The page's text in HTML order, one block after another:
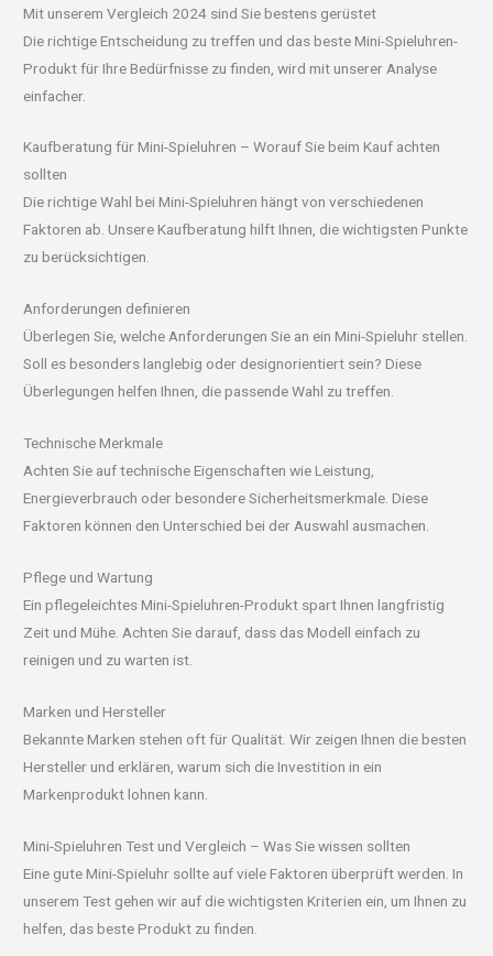
Mit unserem Vergleich 2024 sind Sie bestens gerüstet
Die richtige Entscheidung zu treffen und das beste Mini-Spieluhren-
Produkt für Ihre Bedürfnisse zu finden, wird mit unserer Analyse
einfacher.
Kaufberatung für Mini-Spieluhren – Worauf Sie beim Kauf achten
sollten
Die richtige Wahl bei Mini-Spieluhren hängt von verschiedenen
Faktoren ab. Unsere Kaufberatung hilft Ihnen, die wichtigsten Punkte
zu berücksichtigen.
Anforderungen definieren
Überlegen Sie, welche Anforderungen Sie an ein Mini-Spieluhr stellen.
Soll es besonders langlebig oder designorientiert sein? Diese
Überlegungen helfen Ihnen, die passende Wahl zu treffen.
Technische Merkmale
Achten Sie auf technische Eigenschaften wie Leistung,
Energieverbrauch oder besondere Sicherheitsmerkmale. Diese
Faktoren können den Unterschied bei der Auswahl ausmachen.
Pflege und Wartung
Ein pflegeleichtes Mini-Spieluhren-Produkt spart Ihnen langfristig
Zeit und Mühe. Achten Sie darauf, dass das Modell einfach zu
reinigen und zu warten ist.
Marken und Hersteller
Bekannte Marken stehen oft für Qualität. Wir zeigen Ihnen die besten
Hersteller und erklären, warum sich die Investition in ein
Markenprodukt lohnen kann.
Mini-Spieluhren Test und Vergleich – Was Sie wissen sollten
Eine gute Mini-Spieluhr sollte auf viele Faktoren überprüft werden. In
unserem Test gehen wir auf die wichtigsten Kriterien ein, um Ihnen zu
helfen, das beste Produkt zu finden.